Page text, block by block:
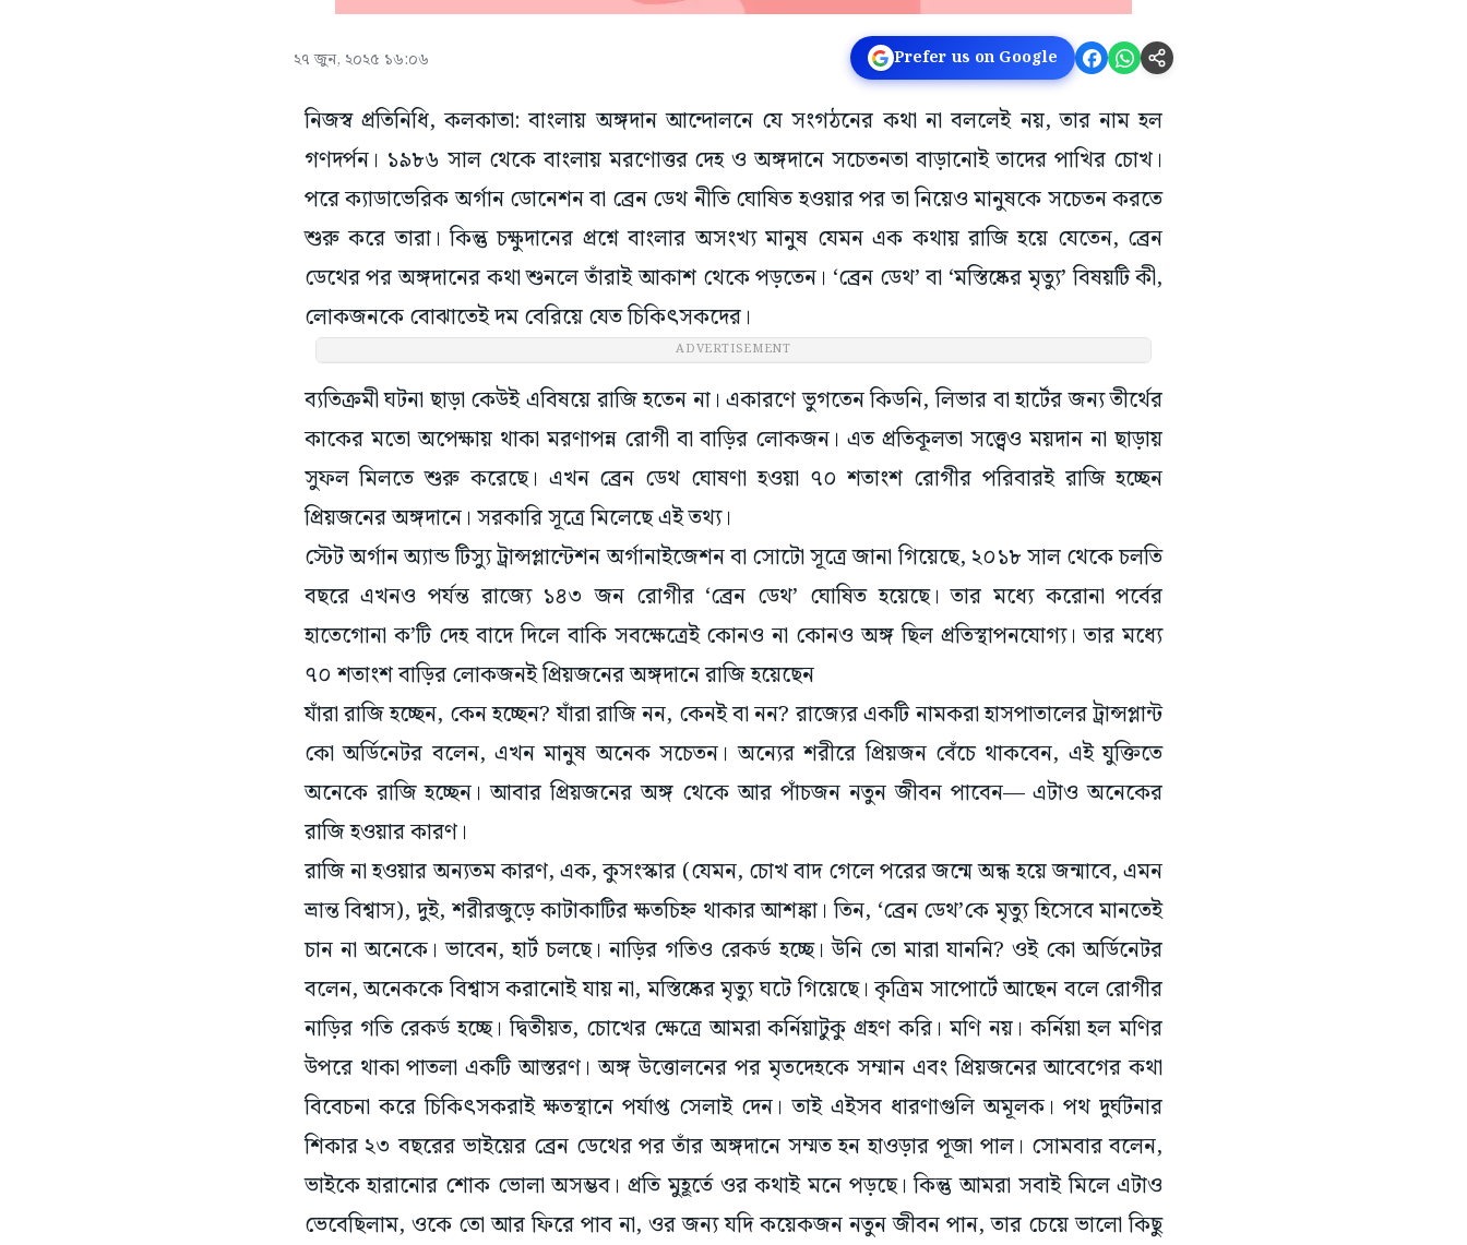
২৭ জুন, ২০২৫ ১৬:০৬ Prefer us on Google
নিজস্ব প্রতিনিধি, কলকাতা: বাংলায় অঙ্গদান আন্দোলনে যে সংগঠনের কথা না বললেই নয়, তার নাম হল
গণদর্পন। ১৯৮৬ সাল থেকে বাংলায় মরণোত্তর দেহ ও অঙ্গদানে সচেতনতা বাড়ানোই তাদের পাখির চোখ।
পরে ক্যাডাভেরিক অর্গান ডোনেশন বা ব্রেন ডেথ নীতি ঘোষিত হওয়ার পর তা নিয়েও মানুষকে সচেতন করতে
শুরু করে তারা। কিন্তু চক্ষুদানের প্রশ্নে বাংলার অসংখ্য মানুষ যেমন এক কথায় রাজি হয়ে যেতেন, ব্রেন
ডেথের পর অঙ্গদানের কথা শুনলে তাঁরাই আকাশ থেকে পড়তেন। ‘ব্রেন ডেথ’ বা ‘মস্তিষ্কের মৃত্যু’ বিষয়টি কী,
লোকজনকে বোঝাতেই দম বেরিয়ে যেত চিকিৎসকদের।
ADVERTISEMENT
ব্যতিক্রমী ঘটনা ছাড়া কেউই এবিষয়ে রাজি হতেন না। একারণে ভুগতেন কিডনি, লিভার বা হার্টের জন্য তীর্থের
কাকের মতো অপেক্ষায় থাকা মরণাপন্ন রোগী বা বাড়ির লোকজন। এত প্রতিকূলতা সত্ত্বেও ময়দান না ছাড়ায়
সুফল মিলতে শুরু করেছে। এখন ব্রেন ডেথ ঘোষণা হওয়া ৭০ শতাংশ রোগীর পরিবারই রাজি হচ্ছেন
প্রিয়জনের অঙ্গদানে। সরকারি সূত্রে মিলেছে এই তথ্য।
স্টেট অর্গান অ্যান্ড টিস্যু ট্রান্সপ্লান্টেশন অর্গানাইজেশন বা সোটো সূত্রে জানা গিয়েছে, ২০১৮ সাল থেকে চলতি
বছরে এখনও পর্যন্ত রাজ্যে ১৪৩ জন রোগীর ‘ব্রেন ডেথ’ ঘোষিত হয়েছে। তার মধ্যে করোনা পর্বের
হাতেগোনা ক’টি দেহ বাদে দিলে বাকি সবক্ষেত্রেই কোনও না কোনও অঙ্গ ছিল প্রতিস্থাপনযোগ্য। তার মধ্যে
৭০ শতাংশ বাড়ির লোকজনই প্রিয়জনের অঙ্গদানে রাজি হয়েছেন
যাঁরা রাজি হচ্ছেন, কেন হচ্ছেন? যাঁরা রাজি নন, কেনই বা নন? রাজ্যের একটি নামকরা হাসপাতালের ট্রান্সপ্লান্ট
কো অর্ডিনেটর বলেন, এখন মানুষ অনেক সচেতন। অন্যের শরীরে প্রিয়জন বেঁচে থাকবেন, এই যুক্তিতে
অনেকে রাজি হচ্ছেন। আবার প্রিয়জনের অঙ্গ থেকে আর পাঁচজন নতুন জীবন পাবেন— এটাও অনেকের
রাজি হওয়ার কারণ।
রাজি না হওয়ার অন্যতম কারণ, এক, কুসংস্কার (যেমন, চোখ বাদ গেলে পরের জন্মে অন্ধ হয়ে জন্মাবে, এমন
ভ্রান্ত বিশ্বাস), দুই, শরীরজুড়ে কাটাকাটির ক্ষতচিহ্ন থাকার আশঙ্কা। তিন, ‘ব্রেন ডেথ’কে মৃত্যু হিসেবে মানতেই
চান না অনেকে। ভাবেন, হার্ট চলছে। নাড়ির গতিও রেকর্ড হচ্ছে। উনি তো মারা যাননি? ওই কো অর্ডিনেটর
বলেন, অনেককে বিশ্বাস করানোই যায় না, মস্তিষ্কের মৃত্যু ঘটে গিয়েছে। কৃত্রিম সাপোর্টে আছেন বলে রোগীর
নাড়ির গতি রেকর্ড হচ্ছে। দ্বিতীয়ত, চোখের ক্ষেত্রে আমরা কর্নিয়াটুকু গ্রহণ করি। মণি নয়। কর্নিয়া হল মণির
উপরে থাকা পাতলা একটি আস্তরণ। অঙ্গ উত্তোলনের পর মৃতদেহকে সম্মান এবং প্রিয়জনের আবেগের কথা
বিবেচনা করে চিকিৎসকরাই ক্ষতস্থানে পর্যাপ্ত সেলাই দেন। তাই এইসব ধারণাগুলি অমূলক। পথ দুর্ঘটনার
শিকার ২৩ বছরের ভাইয়ের ব্রেন ডেথের পর তাঁর অঙ্গদানে সম্মত হন হাওড়ার পূজা পাল। সোমবার বলেন,
ভাইকে হারানোর শোক ভোলা অসম্ভব। প্রতি মুহূর্তে ওর কথাই মনে পড়ছে। কিন্তু আমরা সবাই মিলে এটাও
ভেবেছিলাম, ওকে তো আর ফিরে পাব না, ওর জন্য যদি কয়েকজন নতুন জীবন পান, তার চেয়ে ভালো কিছু